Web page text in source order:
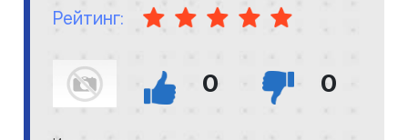
Рейтинг:
0 0